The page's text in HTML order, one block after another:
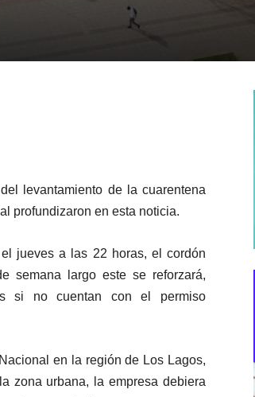
levantamiento de la cuarentena
profundizaron en esta noticia.
jueves a las 22 horas, el cordón
semana largo este se reforzará,
si no cuentan con el permiso
en la región de Los Lagos,
zona urbana, la empresa debiera